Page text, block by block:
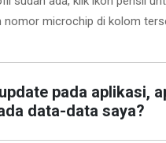
nomor microchip di kolom
pada aplikasi,
data-data saya?